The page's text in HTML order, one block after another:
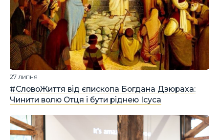
#СловоЖиття від єпископа Богдана Дзюраха:
Чинити волю Отця і бути ріднею Ісуса
27 липня